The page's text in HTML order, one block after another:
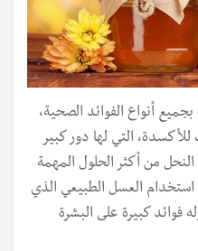
أنواع الفوائد الصحية،
التي لها دور كبير
من أكثر الحلول المهمة
العسل الطبيعي الذي
فوائد كبيرة على البشرة